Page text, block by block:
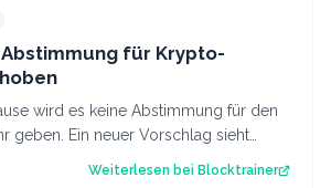
Abstimmung für Krypto-
wird es keine Abstimmung für den
geben. Ein neuer Vorschlag sieht
bestimmte Kry…
Weiterlesen bei Blocktrainer